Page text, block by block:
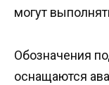
могут
Обозначения
оснащаются